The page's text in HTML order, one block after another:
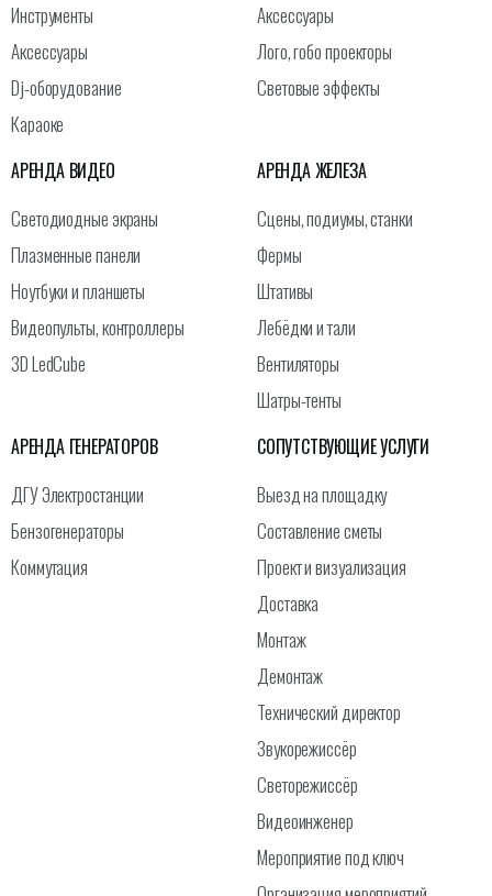
Инструменты
Аксессуары
Dj-оборудование
Караоке
Аксессуары
Лого, гобо проекторы
Световые эффекты
АРЕНДА ВИДЕО
Светодиодные экраны
Плазменные панели
Ноутбуки и планшеты
Видеопульты, контроллеры
3D LedCube
АРЕНДА ЖЕЛЕЗА
Сцены, подиумы, станки
Фермы
Штативы
Лебёдки и тали
Вентиляторы
Шатры-тенты
АРЕНДА ГЕНЕРАТОРОВ
ДГУ Электростанции
Бензогенераторы
Коммутация
СОПУТСТВУЮЩИЕ УСЛУГИ
Выезд на площадку
Составление сметы
Проект и визуализация
Доставка
Монтаж
Демонтаж
Технический директор
Звукорежиссёр
Светорежиссёр
Видеоинженер
Мероприятие под ключ